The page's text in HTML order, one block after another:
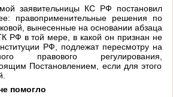
заявительницы КС РФ постановил
правоприменительные решения по
вынесенные на основании абзаца
РФ в той мере, в какой он признан не
РФ, подлежат пересмотру на
правового регулирования,
Постановлением, если для этого
помогло